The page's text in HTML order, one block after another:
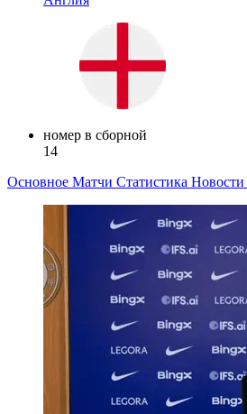
номер в сборной
14
Основное Матчи Статистика Новости